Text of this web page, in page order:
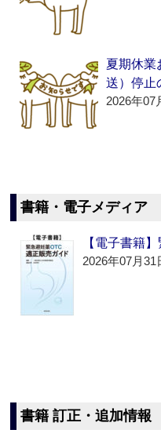
夏期休業
送）停止
2026年07
書籍・電子メディア
【電子書籍
2026年07月31
書籍 訂正・追加情報